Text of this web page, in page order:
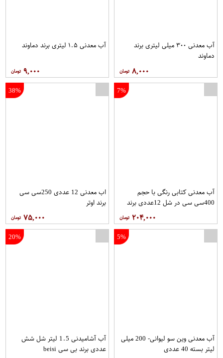
آب معدنی ۳۰۰ میلی لیتری برند
دماوند
۸,۰۰۰
آب معدنی ۱.۵ لیتری برند دماوند
۹,۰۰۰
7%
آب معدنی کتابی رنگی با حجم
400سی سی در شل 12عددی برند
۲۰۴,۰۰۰
38%
اب معدنی 12 عددی 250سی سی
برند اوتر
۷۵,۰۰۰
5%
آب معدنی وین سو لیوانی- 200 میلی
لیتر بسته 40 عددی
20%
آب آشامیدنی 1.5 لیتر شل شش
عددی برند بی سی beisi